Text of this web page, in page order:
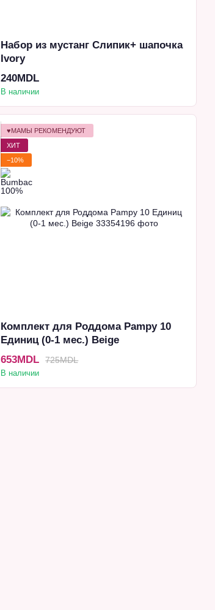
Набор из мустанг Слипик+ шапочка
Ivory
240MDL
В наличии
♥МАМЫ РЕКОМЕНДУЮТ
ХИТ
−10%
Комплект для Роддома Pampy 10
Единиц (0-1 мес.) Beige
725MDL
653MDL
В наличии